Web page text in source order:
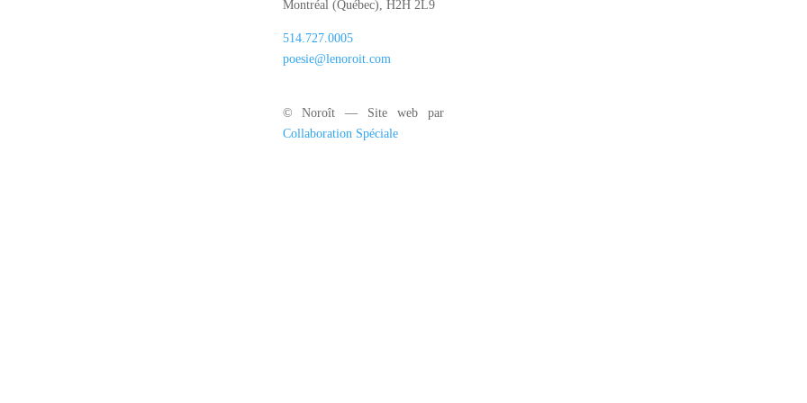
Montréal (Québec), H2H 2L9
514.727.0005
poesie@lenoroit.com
© Noroît — Site web par
Collaboration Spéciale